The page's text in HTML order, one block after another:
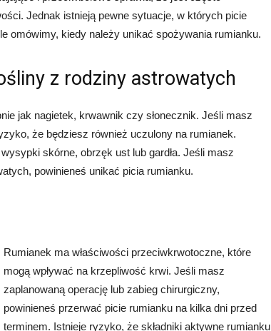
Jednak istnieją pewne sytuacje, w których picie
omówimy, kiedy należy unikać spożywania rumianku.
z rodziny astrowatych
jak nagietek, krwawnik czy słonecznik. Jeśli masz
że będziesz również uczulony na rumianek.
skórne, obrzęk ust lub gardła. Jeśli masz
powinieneś unikać picia rumianku.
Rumianek ma właściwości przeciwkrwotoczne, które
mogą wpływać na krzepliwość krwi. Jeśli masz
zaplanowaną operację lub zabieg chirurgiczny,
powinieneś przerwać picie rumianku na kilka dni przed
terminem. Istnieje ryzyko, że składniki aktywne rumianku